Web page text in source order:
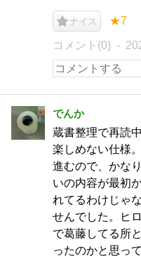
ナイス ★7
コメント(0)
でんか
蔵書整理で再読
楽しめない仕様
進むので、かな
いの内容が最初
れてるわけじゃ
せんでした。ヒ
で葛藤してる所
ったのかと思っ